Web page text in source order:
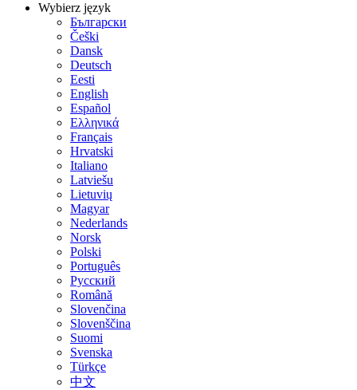
Wybierz język
Български
Češki
Dansk
Deutsch
Eesti
English
Español
Ελληνικά
Français
Hrvatski
Italiano
Latviešu
Lietuvių
Magyar
Nederlands
Norsk
Polski
Português
Русский
Română
Slovenčina
Slovenščina
Suomi
Svenska
Türkçe
中文